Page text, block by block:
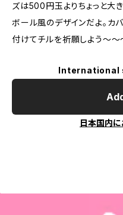
ズは500円玉よりちょっと大
ボール風のデザインだよ。カ
付けてチルを祈願しよう〜〜
International
日本国内